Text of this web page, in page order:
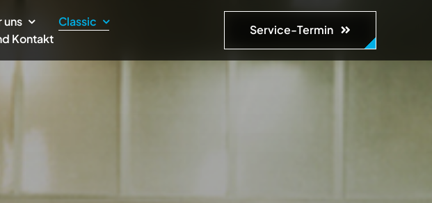
uns
Classic
Kontakt
Service-Termin